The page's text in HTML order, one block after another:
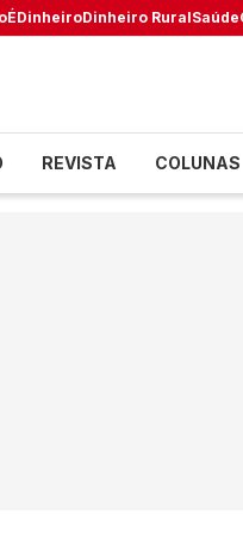
DinheiroDinheiro RuralSaúde
REVISTA COLUNAS